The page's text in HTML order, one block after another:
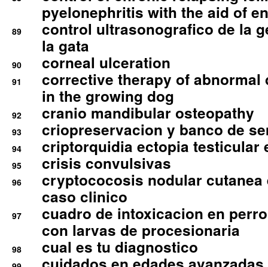
pyelonephritis with the aid of
89
control ultrasonografico de la
la gata
90 corneal ulceration
91
corrective therapy of abnormal
in the growing dog
92 cranio mandibular osteopathy
93 criopreservacion y banco de
94 criptorquidia ectopia testicular
95 crisis convulsivas
96
cryptococosis nodular cutanea
caso clinico
97
cuadro de intoxicacion en
con larvas de procesionaria
98 cual es tu diagnostico